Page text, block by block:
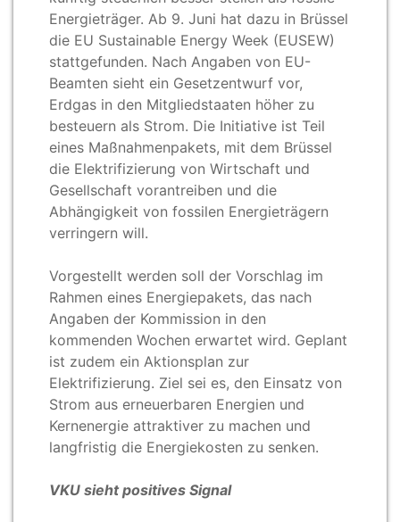
Energieträger. Ab 9. Juni hat dazu in Brüssel
die EU Sustainable Energy Week (EUSEW)
stattgefunden. Nach Angaben von EU-
Beamten sieht ein Gesetzentwurf vor,
Erdgas in den Mitgliedstaaten höher zu
besteuern als Strom. Die Initiative ist Teil
eines Maßnahmenpakets, mit dem Brüssel
die Elektrifizierung von Wirtschaft und
Gesellschaft vorantreiben und die
Abhängigkeit von fossilen Energieträgern
verringern will.
Vorgestellt werden soll der Vorschlag im
Rahmen eines Energiepakets, das nach
Angaben der Kommission in den
kommenden Wochen erwartet wird. Geplant
ist zudem ein Aktionsplan zur
Elektrifizierung. Ziel sei es, den Einsatz von
Strom aus erneuerbaren Energien und
Kernenergie attraktiver zu machen und
langfristig die Energiekosten zu senken.
VKU sieht positives Signal